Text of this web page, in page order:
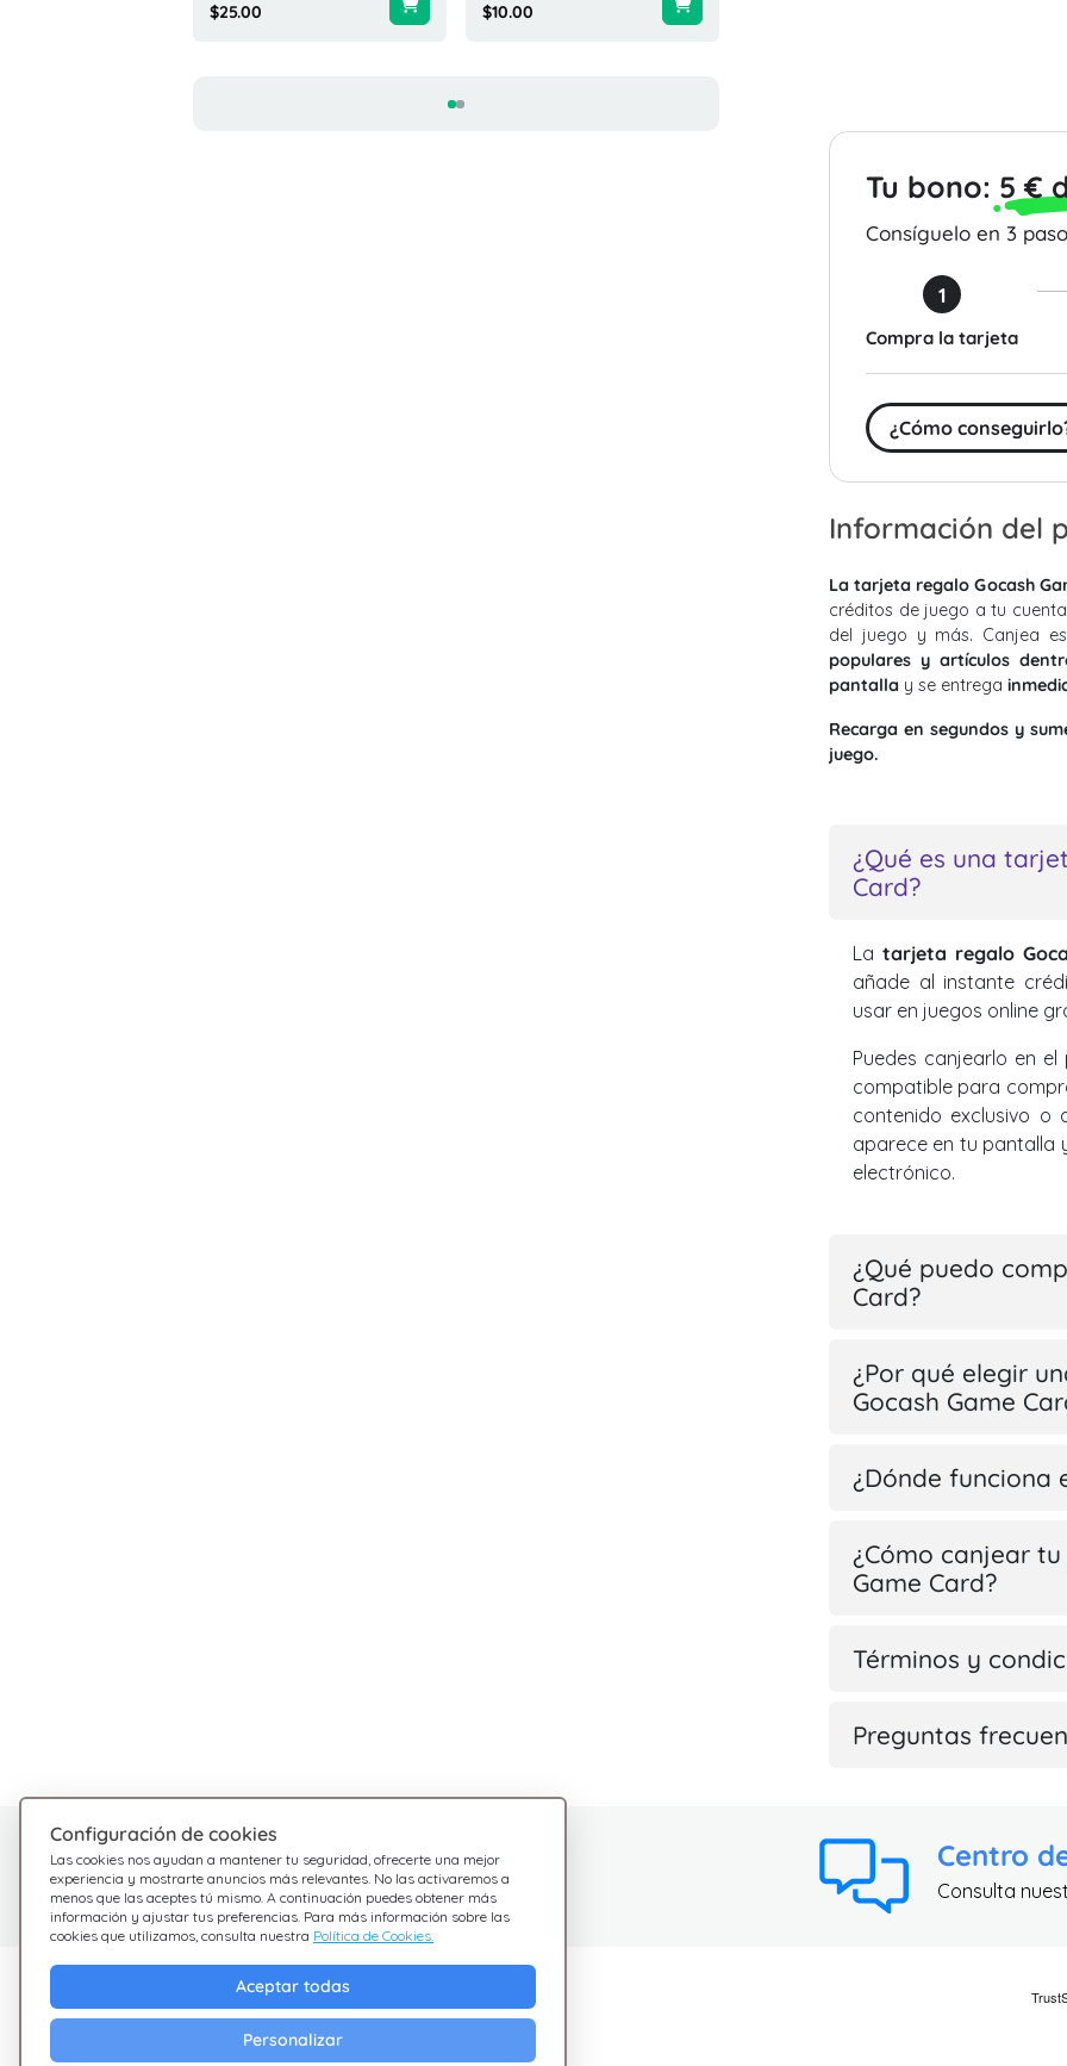
$25.00
$10.00
Tu bono: 5 €
Consíguelo en 3
1
Compra la tarjeta
¿Cómo
Información del
La tarjeta regalo Gocash
créditos de juego a tu
del juego y más. Canjea
populares y artículos
pantalla y se entrega
Recarga en segundos y
juego.
¿Qué es una
Card?
Latarjeta regalo
añade al instante
usar en juegos online
Puedes canjearlo en
compatible para
contenido exclusivo o
aparece en tu pantalla
electrónico.
¿Qué puedo
Card?
¿Por qué elegir
Gocash Game
¿Dónde funciona
¿Cómo canjear
Game Card?
Términos y
Preguntas
Configuración de cookies
Las cookies nos ayudan a mantener tu seguridad, ofrecerte una mejor
experiencia y mostrarte anuncios más relevantes. No las activaremos a
menos que las aceptes tú mismo. A continuación puedes obtener más
información y ajustar tus preferencias. Para más información sobre las
cookies que utilizamos, consulta nuestra Política de Cookies.
Aceptar todas
Personalizar
¿Tienes dudas?
Estamos aquí para ayudarte
Centro
Consulta
Descubre Giftsy
Condiciones